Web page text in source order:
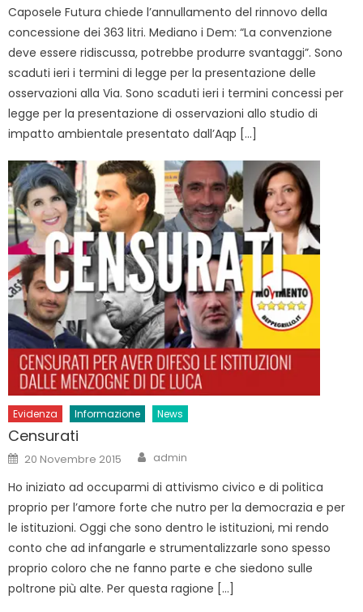
Caposele Futura chiede l’annullamento del rinnovo della
concessione dei 363 litri. Mediano i Dem: “La convenzione
deve essere ridiscussa, potrebbe produrre svantaggi”. Sono
scaduti ieri i termini di legge per la presentazione delle
osservazioni alla Via. Sono scaduti ieri i termini concessi per
legge per la presentazione di osservazioni allo studio di
impatto ambientale presentato dall’Aqp […]
Evidenza Informazione News
Censurati
Posted
on
20 Novembre 2015 Author
admin
Ho iniziato ad occuparmi di attivismo civico e di politica
proprio per l’amore forte che nutro per la democrazia e per
le istituzioni. Oggi che sono dentro le istituzioni, mi rendo
conto che ad infangarle e strumentalizzarle sono spesso
proprio coloro che ne fanno parte e che siedono sulle
poltrone più alte. Per questa ragione […]